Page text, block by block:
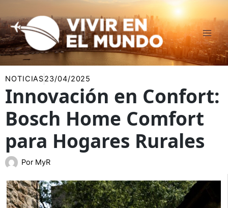
al
contenido
NOTICIAS23/04/2025
Innovación en Confort:
Bosch Home Comfort
para Hogares Rurales
Por MyR